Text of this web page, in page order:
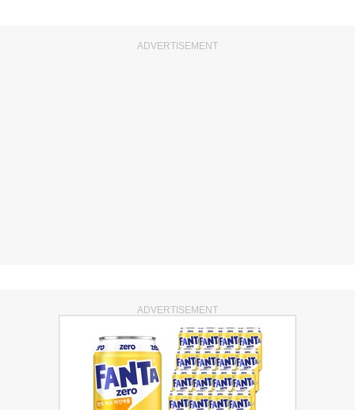
ADVERTISEMENT
ADVERTISEMENT